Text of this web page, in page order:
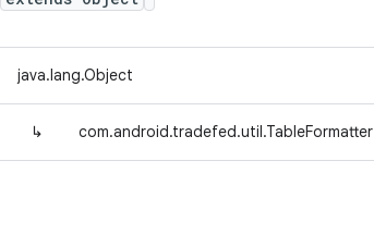
java.lang.Object
↳ com.android.tradefed.util.TableFormatter